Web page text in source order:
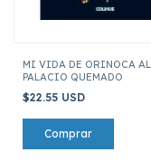
MI VIDA DE ORINOCA AL
PALACIO QUEMADO
$22.55 USD